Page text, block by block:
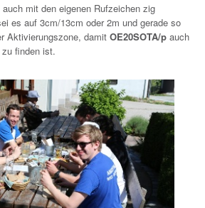
mit den eigenen Rufzeichen zig
es auf 3cm/13cm oder 2m und gerade so
Aktivierungszone, damit OE20SOTA/p auch
finden ist.